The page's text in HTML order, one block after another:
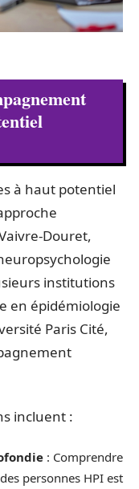
à haut potentiel
Douret,
institutions
en épidémiologie
Paris Cité,
incluent :
: Comprendre
personnes HPI est